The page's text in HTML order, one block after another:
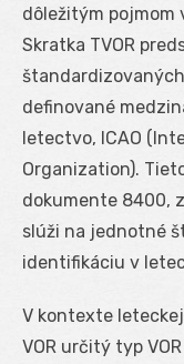
dôležitým pojmom
Skratka TVOR
definované
letectvo, ICAO
Organization).
dokumente 8400,
slúži na jednotné
identifikáciu v
V kontexte
VOR určitý typ